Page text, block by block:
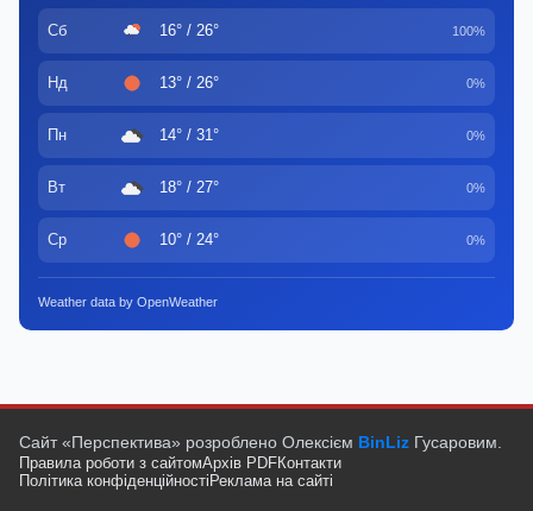
Сб 16° / 26° 100%
Нд 13° / 26° 0%
Пн 14° / 31° 0%
Вт 18° / 27° 0%
Ср 10° / 24° 0%
Weather data by OpenWeather
Сайт «Перспектива» розроблено Олексієм BinLiz Гусаровим.
Правила роботи з сайтомАрхів PDFКонтакти
Політика конфіденційності Реклама на сайті